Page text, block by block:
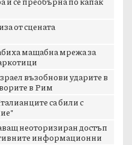
от сцената
мащабна мрежа за
възобнови ударите в
в Рим
са били с
неоторизиран достъп
информационни